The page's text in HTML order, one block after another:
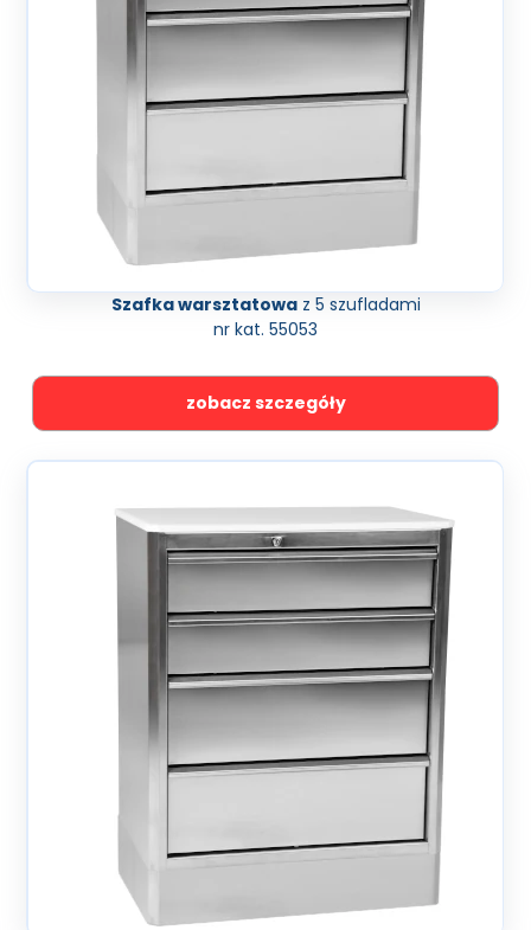
Szafka warsztatowaz 5 szufladami
nr kat. 55053
zobacz szczegóły